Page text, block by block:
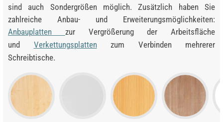
sind auch Sondergrößen möglich. Zusätzlich haben Sie
zahlreiche Anbau- und Erweiterungsmöglichkeiten:
Anbauplatten zur Vergrößerung der Arbeitsfläche
und Verkettungsplatten
zum Verbinden mehrerer
Schreibtische.